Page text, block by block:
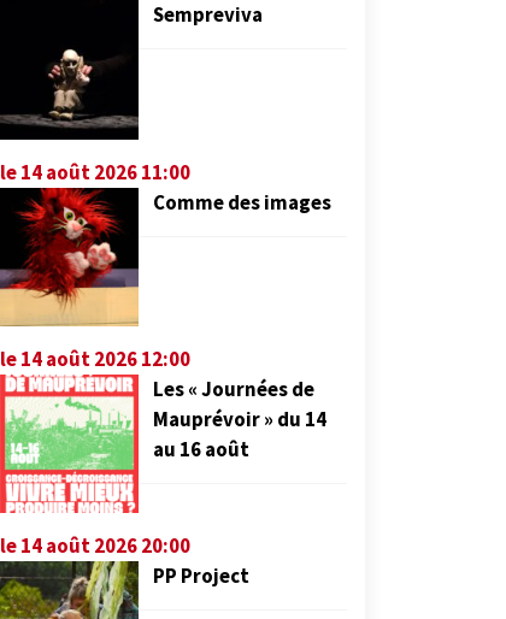
Sempreviva
le 14 août 2026 11:00
Comme des images
le 14 août 2026 12:00
Les « Journées de
Mauprévoir » du 14
au 16 août
le 14 août 2026 20:00
PP Project